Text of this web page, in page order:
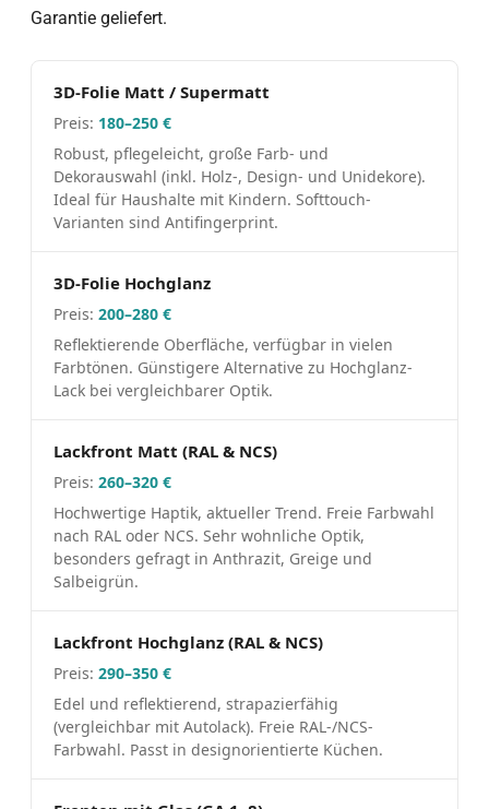
Garantie geliefert.
3D-Folie Matt / Supermatt
180–250 €
Robust, pflegeleicht, große Farb- und
Dekorauswahl (inkl. Holz-, Design- und Unidekore).
Ideal für Haushalte mit Kindern. Softtouch-
Varianten sind Antifingerprint.
3D-Folie Hochglanz
200–280 €
Reflektierende Oberfläche, verfügbar in vielen
Farbtönen. Günstigere Alternative zu Hochglanz-
Lack bei vergleichbarer Optik.
Lackfront Matt (RAL & NCS)
260–320 €
Hochwertige Haptik, aktueller Trend. Freie Farbwahl
nach RAL oder NCS. Sehr wohnliche Optik,
besonders gefragt in Anthrazit, Greige und
Salbeigrün.
Lackfront Hochglanz (RAL & NCS)
290–350 €
Edel und reflektierend, strapazierfähig
(vergleichbar mit Autolack). Freie RAL-/NCS-
Farbwahl. Passt in designorientierte Küchen.